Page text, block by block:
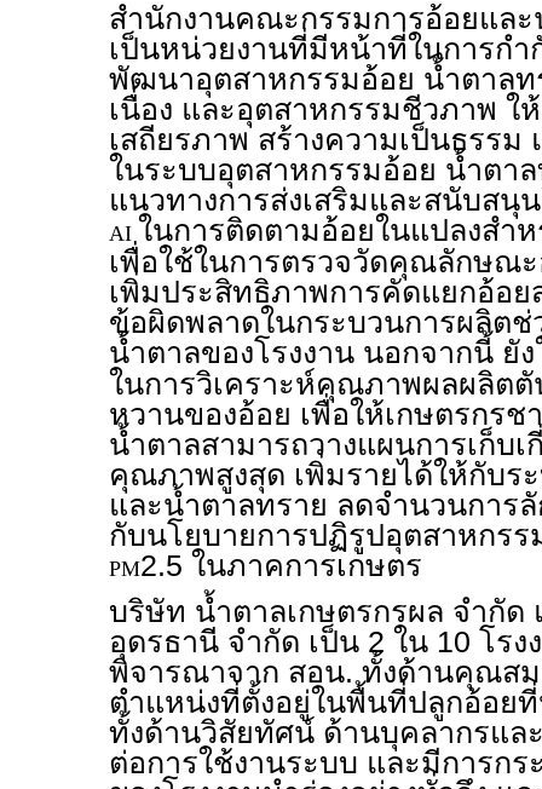
สำนักงานคณะกรรมการอ้อยแล
เป็นหน่วยงานที่มีหน้าที่ในการกำ
พัฒนาอุตสาหกรรมอ้อย น้ำตาลท
เนื่อง และอุตสาหกรรมชีวภาพ ใ
เสถียรภาพ สร้างความเป็นธรร
ในระบบอุตสาหกรรมอ้อย น้ำตา
แนวทางการส่งเสริมและสนับสนุ
AI ในการติดตามอ้อยในแปลงสำ
เพื่อใช้ในการตรวจวัดคุณลักษณ
เพิ่มประสิทธิภาพการคัดแยกอ้อย
ข้อผิดพลาดในกระบวนการผลิต
น้ำตาลของโรงงาน นอกจากนี้ ยั
ในการวิเคราะห์คุณภาพผลผลิต
หวานของอ้อย เพื่อให้เกษตรกรช
น้ำตาลสามารถวางแผนการเก็บ
คุณภาพสูงสุด เพิ่มรายได้ให้กับร
และน้ำตาลทราย ลดจำนวนการ
กับนโยบายการปฏิรูปอุตสาหกร
PM2.5 ในภาคการเกษตร
บริษัท น้ำตาลเกษตรกรผล จำกัด
อุดรธานี จำกัด เป็น 2 ใน 10 โร
พิจารณาจาก สอน. ทั้งด้านคุณส
ตำแหน่งที่ตั้งอยู่ในพื้นที่ปลูกอ้อย
ทั้งด้านวิสัยทัศน์ ด้านบุคลากรแ
ต่อการใช้งานระบบ และมีการก